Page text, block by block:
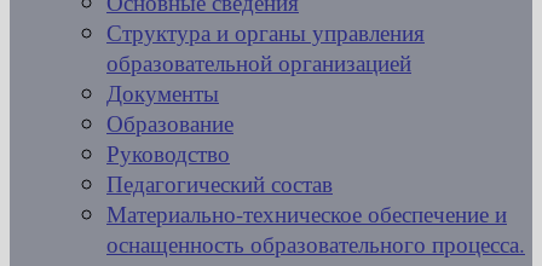
Структура и органы управления
образовательной организацией
Документы
Образование
Руководство
Педагогический состав
Материально-техническое обеспечение и
оснащенность образовательного процесса.